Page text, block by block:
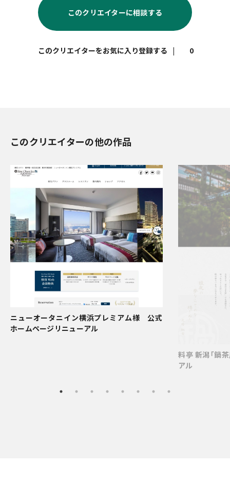
このクリエイターに相談する
| 0
このクリエイターの他の作品
ニューオータニイン横浜プレミアム様 公式
ホームページリニューアル
料亭 新潟「鍋
アル